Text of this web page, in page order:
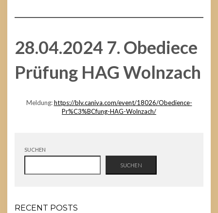
28.04.2024 7. Obediece
Prüfung HAG Wolnzach
Meldung:https://blv.caniva.com/event/18026/Obedience-
Pr%C3%BCfung-HAG-Wolnzach/
SUCHEN
SUCHEN
RECENT POSTS